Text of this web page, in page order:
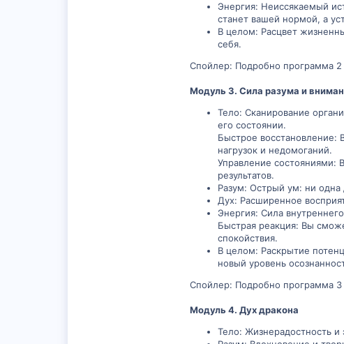
Энергия: Неиссякаемый
станет вашей нормой, а
В целом: Расцвет
себя.
Спойлер: Подробно программа
Модуль 3. Сила разума и
Тело: Сканирование
его состоянии.
Быстрое восстановление:
нагрузок и недомоганий.
Управление состояниями:
результатов.
Разум: Острый ум: ни одна
Дух: Расширенное
Энергия: Сила
Быстрая реакция: Вы
спокойствия.
В целом: Раскрытие
новый уровень
Спойлер: Подробно программа
Модуль 4. Дух дракона
Тело: Жизнерадостность и